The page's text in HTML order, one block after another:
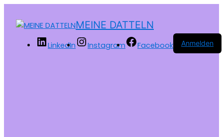
MEINE DATTELN
LinkedIn Instagram Facebook Anmelden